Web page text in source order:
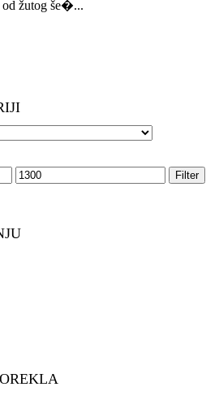
od žutog še�...
Maksimalna
cena
Filter